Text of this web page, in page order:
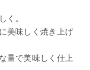
く。
美味しく焼き上げ
量で美味しく仕上